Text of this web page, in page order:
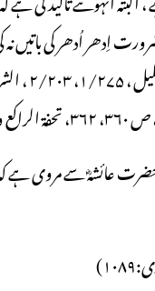
اُدھر کی باتیں نہ
عائشہؓ سے مروی ہے